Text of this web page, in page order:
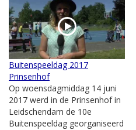
Buitenspeeldag 2017
Prinsenhof
Op woensdagmiddag 14 juni
2017 werd in de Prinsenhof in
Leidschendam de 10e
Buitenspeeldag georganiseerd